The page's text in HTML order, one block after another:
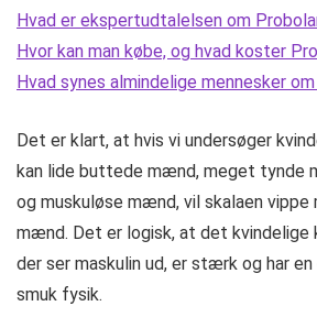
Hvad er ekspertudtalelsen om
Hvor kan man købe, og hvad koster
Hvad synes almindelige mennesker
Det er klart, at hvis vi undersøger
kan lide buttede mænd, meget tynde
og muskuløse mænd, vil skalaen
mænd. Det er logisk, at det kvindelige
der ser maskulin ud, er stærk og har
smuk fysik.